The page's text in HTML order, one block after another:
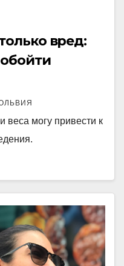
вред:
веса могу привести к